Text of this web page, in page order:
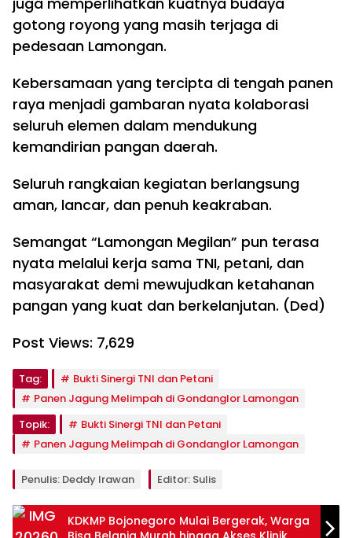
gotong royong yang masih terjaga di
pedesaan Lamongan.
Kebersamaan yang tercipta di tengah panen
raya menjadi gambaran nyata kolaborasi
seluruh elemen dalam mendukung
kemandirian pangan daerah.
Seluruh rangkaian kegiatan berlangsung
aman, lancar, dan penuh keakraban.
Semangat “Lamongan Megilan” pun terasa
nyata melalui kerja sama TNI, petani, dan
masyarakat demi mewujudkan ketahanan
pangan yang kuat dan berkelanjutan. (Ded)
Post Views: 7,629
Tag:
Bukti Sinergi TNI dan Petani
Panen Jagung Melimpah di Gondanglor Lamongan
Topik:
Bukti Sinergi TNI dan Petani
Panen Jagung Melimpah di Gondanglor Lamongan
Penulis: Deddy Irawan Editor: Sulis
KDKMP Bojonegoro Mulai Bergerak, Warga